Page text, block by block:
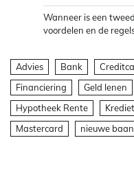
Wanneer is een
voordelen en de
Advies Bank
Financiering
Geld lenen
Hypotheek Rente
Mastercard
nieuwe baan